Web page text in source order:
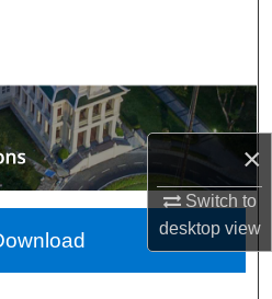
×
Switch to
desktopview
Collections
Network™